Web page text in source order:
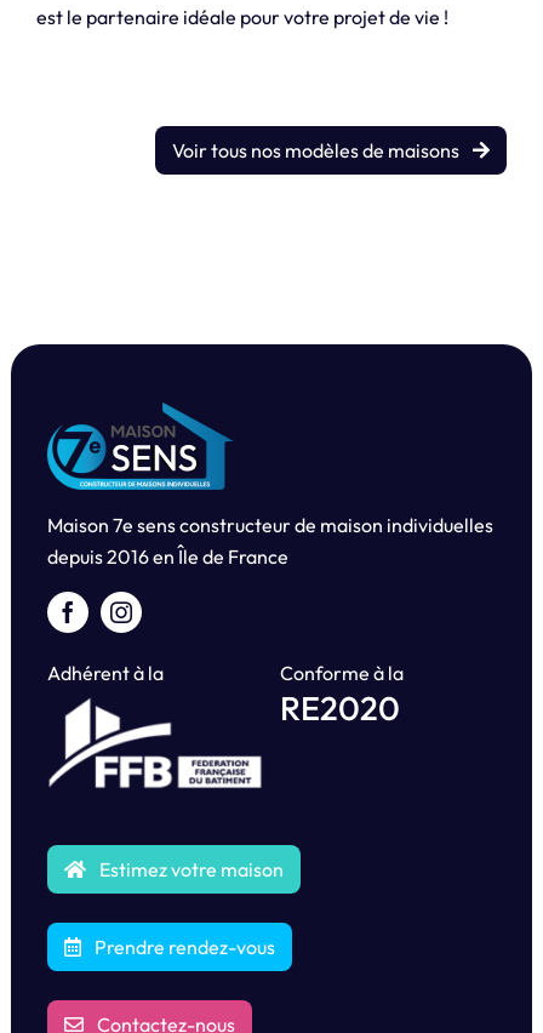
est le partenaire idéale pour votre projet de vie !
Voir tous nos modèles de maisons
Maison 7e sens constructeur de maison individuelles
depuis2016 en Île de France
Adhérent à la Conforme à la
RE2020
Estimez votre maison
Prendre rendez-vous
Contactez-nous